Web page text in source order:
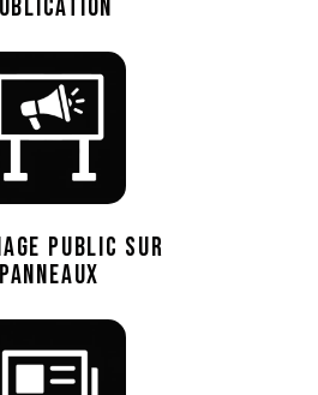
PUBLIC SUR
PANNEAUX